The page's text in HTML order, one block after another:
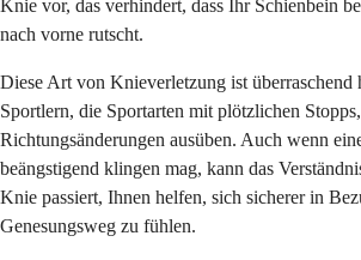
Knie vor, das verhindert, dass Ihr Schienbein
nach vorne rutscht.
Diese Art von Knieverletzung ist überraschend
Sportlern, die Sportarten mit plötzlichen
Richtungsänderungen ausüben. Auch wenn
beängstigend klingen mag, kann das
Knie passiert, Ihnen helfen, sich sicherer in
Genesungsweg zu fühlen.